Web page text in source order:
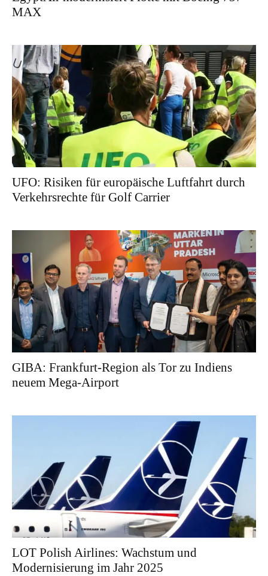
MAX
UFO: Risiken für europäische Luftfahrt durch
Verkehrsrechte für Golf Carrier
GIBA: Frankfurt-Region als Tor zu Indiens
neuem Mega-Airport
LOT Polish Airlines: Wachstum und
Modernisierung im Jahr 2025